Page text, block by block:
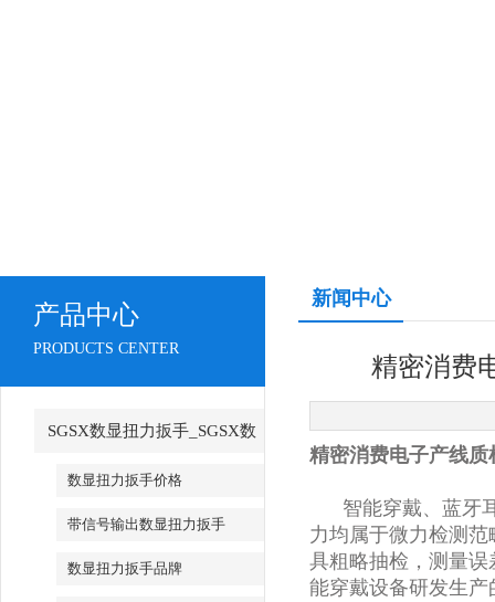
产品中心
PRODUCTS CENTER
SGSX数显扭力扳手_SGSX数
显扭力扳手
数显扭力扳手价格
带信号输出数显扭力扳手
数显扭力扳手品牌
新闻中心
精密消费
精密消费电子产线
智能穿戴、蓝牙耳
力均属于微力检测
具粗略抽检，测量
能穿戴设备研发生